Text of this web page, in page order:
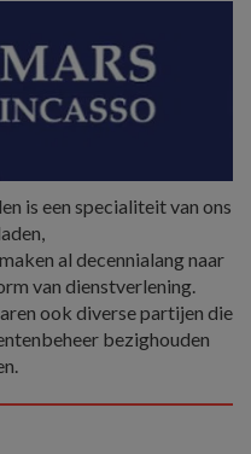
is een specialiteit van ons
al decennialang naar
van dienstverlening.
ook diverse partijen die
bezighouden